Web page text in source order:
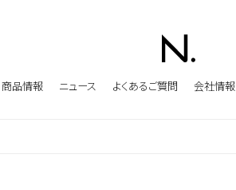
商品情報 ニュース よくあるご質問 会社情報